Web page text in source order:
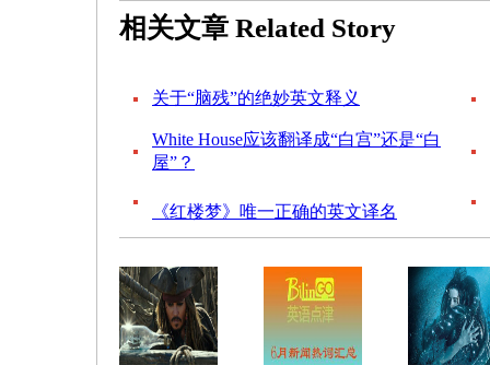
相关文章 Related Story
关于“脑残”的绝妙英文释义
White House应该翻译成“白宫”还是“白
屋”？
《红楼梦》唯一正确的英文译名